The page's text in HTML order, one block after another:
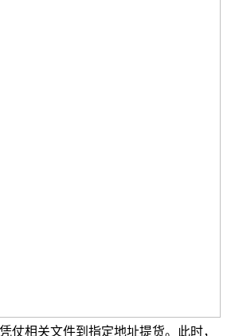
仗相关文件到指定地址提货。此时，